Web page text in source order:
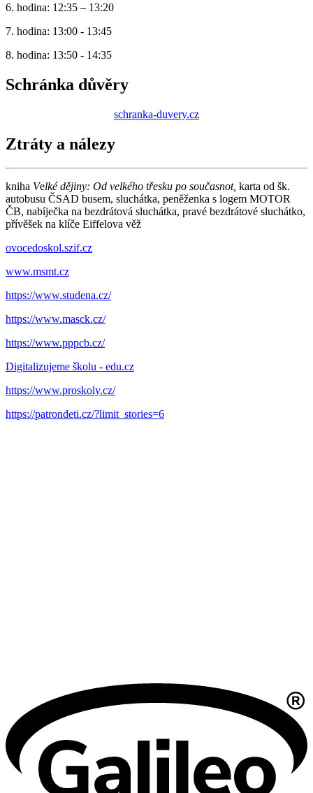
6. hodina: 12:35 – 13:20
7. hodina: 13:00 - 13:45
8. hodina: 13:50 - 14:35
Schránka důvěry
schranka-duvery.cz
Ztráty a nálezy
kniha Velké dějiny: Od velkého třesku po současnot, karta od šk.
autobusu ČSAD busem, sluchátka, peněženka s logem MOTOR
ČB, nabíječka na bezdrátová sluchátka, pravé bezdrátové sluchátko,
přívěšek na klíče Eiffelova věž
ovocedoskol.szif.cz
www.msmt.cz
https://www.studena.cz/
https://www.masck.cz/
https://www.pppcb.cz/
Digitalizujeme školu - edu.cz
https://www.proskoly.cz/
https://patrondeti.cz/?limit_stories=6